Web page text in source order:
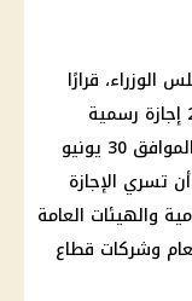
الوزراء، قرارًا
إجازة رسمية
مدفوعة الأجر، وذلك بدلًا من يوم الثلاثاء الموافق 30 يونيو
الإجازة
والهيئات العامة
وشركات قطاع